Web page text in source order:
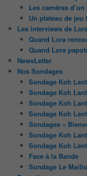
Les caméras
Un plateau de
Les interviews de
Quand Lora
Quand Lora
NewsLetter
Nos Sondages
Sondage Koh
Sondage Koh
Sondage Koh
Sondage Koh
Sondages «
Sondage Koh
Sondage Koh
Face à la Bande
Sondage Le